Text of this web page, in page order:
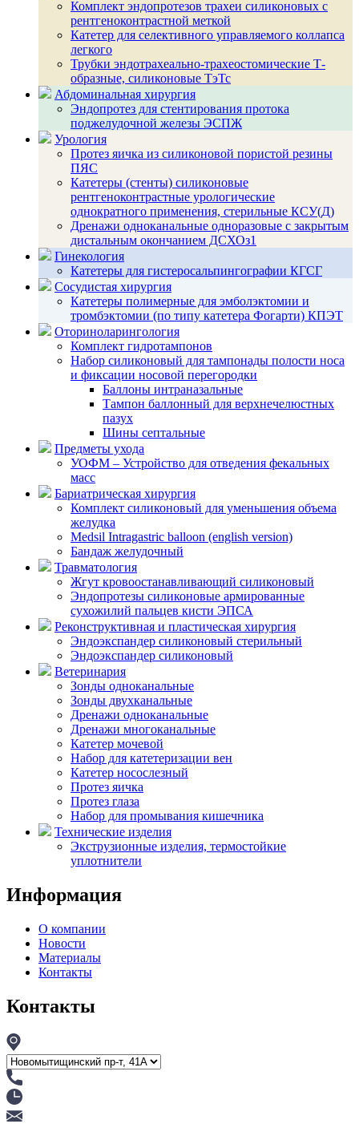
Комплект эндопротезов трахеи силиконовых с
рентгеноконтрастной меткой
Катетер для селективного управляемого коллапса
легкого
Трубки эндотрахеально-трахеостомические Т-
образные, силиконовые ТэТс
Абдоминальная хирургия
Эндопротез для стентирования протока
поджелудочной железы ЭСПЖ
Урология
Протез яичка из силиконовой пористой резины
ПЯС
Катетеры (стенты) силиконовые
рентгеноконтрастные урологические
однократного применения, стерильные КСУ(Д)
Дренажи одноканальные одноразовые с закрытым
дистальным окончанием ДСХОз1
Гинекология
Катетеры для гистеросальпингографии КГСГ
Сосудистая хирургия
Катетеры полимерные для эмболэктомии и
тромбэктомии (по типу катетера Фогарти) КПЭТ
Оториноларингология
Комплект гидротампонов
Набор силиконовый для тампонады полости носа
и фиксации носовой перегородки
Баллоны интраназальные
Тампон баллонный для верхнечелюстных
пазух
Шины септальные
Предметы ухода
УОФМ – Устройство для отведения фекальных
масс
Бариатрическая хирургия
Комплект силиконовый для уменьшения объема
желудка
Medsil Intragastric balloon (english version)
Бандаж желудочный
Травматология
Жгут кровоостанавливающий силиконовый
Эндопротезы силиконовые армированные
сухожилий пальцев кисти ЭПСА
Реконструктивная и пластическая хирургия
Эндоэкспандер силиконовый стерильный
Эндоэкспандер силиконовый
Ветеринария
Зонды одноканальные
Зонды двухканальные
Дренажи одноканальные
Дренажи многоканальные
Катетер мочевой
Набор для катетеризации вен
Катетер носослезный
Протез яичка
Протез глаза
Набор для промывания кишечника
Технические изделия
Экструзионные изделия, термостойкие
уплотнители
Информация
О компании
Новости
Материалы
Контакты
Контакты